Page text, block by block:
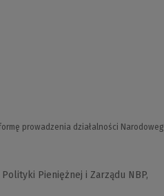
prowadzenia działalności
Pieniężnej i Zarządu NBP,